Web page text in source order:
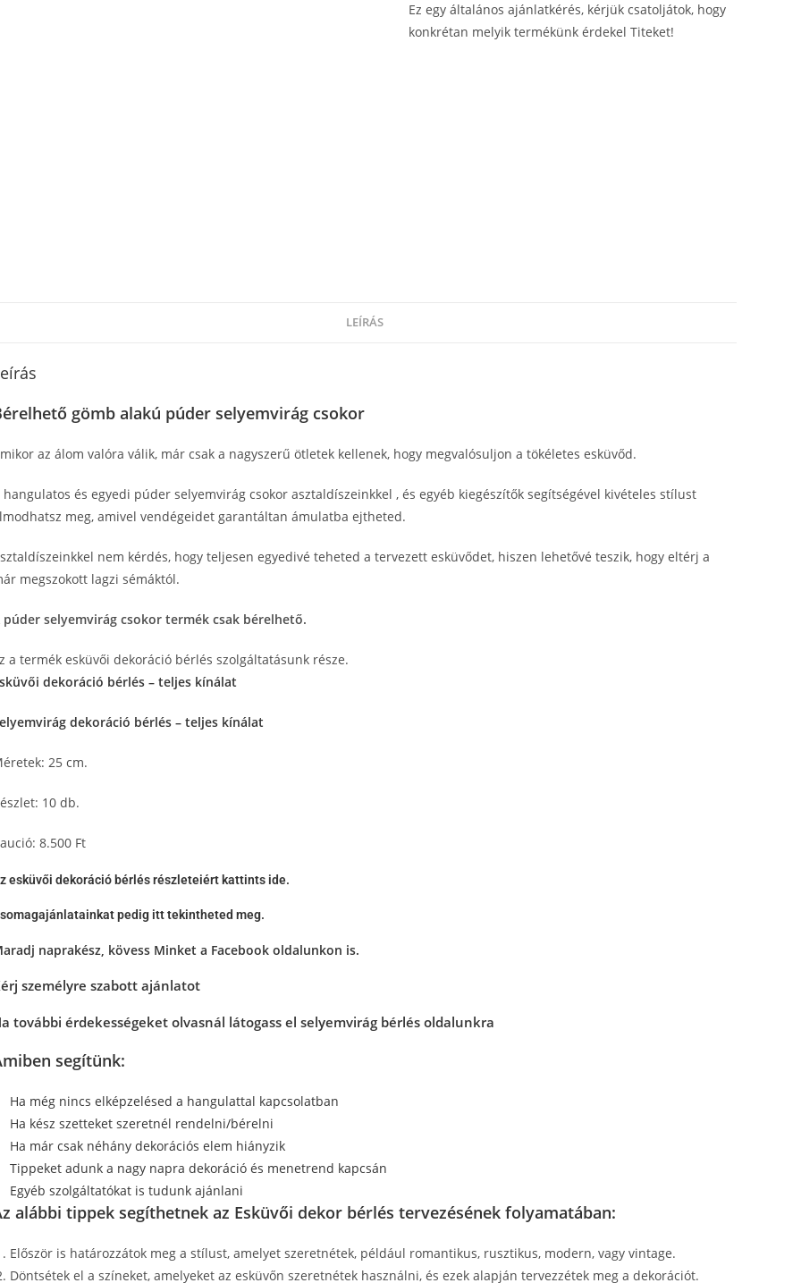
Ez egy általános ajánlatkérés, kérjük csatoljátok, hogy
konkrétan melyik termékünk érdekel Titeket!
LEÍRÁS
gömb alakú púder selyemvirág csokor
az álom valóra válik, már csak a nagyszerű ötletek kellenek, hogy megvalósuljon a tökéletes esküvőd.
hangulatos és egyedi púder selyemvirág csokor asztaldíszeinkkel , és egyéb kiegészítők segítségével kivételes stílust
meg, amivel vendégeidet garantáltan ámulatba ejtheted.
nem kérdés, hogy teljesen egyedivé teheted a tervezett esküvődet, hiszen lehetővé teszik, hogy eltérj a
megszokott lagzi sémáktól.
púder selyemvirág csokor termék csak bérelhető.
a termék esküvői dekoráció bérlés szolgáltatásunk része.
dekoráció bérlés – teljes kínálat
dekoráció bérlés – teljes kínálat
25 cm.
10 db.
8.500 Ft
esküvői dekoráció bérlés részleteiért kattints ide.
pedig itt tekintheted meg.
naprakész, kövess Minket a Facebook oldalunkon is.
személyre szabott ajánlatot
további érdekességeket olvasnál látogass el selyemvirág bérlés oldalunkra
segítünk:
Ha még nincs elképzelésed a hangulattal kapcsolatban
Ha kész szetteket szeretnél rendelni/bérelni
Ha már csak néhány dekorációs elem hiányzik
Tippeket adunk a nagy napra dekoráció és menetrend kapcsán
Egyéb szolgáltatókat is tudunk ajánlani
alábbi tippek segíthetnek az Esküvői dekor bérlés tervezésének folyamatában:
Először is határozzátok meg a stílust, amelyet szeretnétek, például romantikus, rusztikus, modern, vagy vintage.
Döntsétek el a színeket, amelyeket az esküvőn szeretnétek használni, és ezek alapján tervezzétek meg a dekorációt.